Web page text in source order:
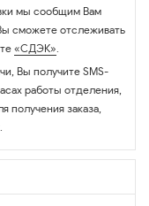
мы сообщим Вам
сможете отслеживать
«СДЭК».
Вы получите SMS-
работы отделения,
получения заказа,